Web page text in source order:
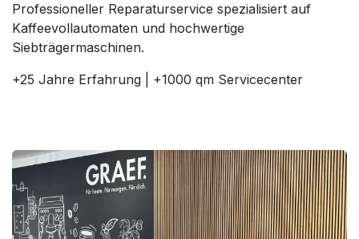
Professioneller Reparaturservice spezialisiert auf
Kaffeevollautomaten und hochwertige
Siebträgermaschinen.
+25 Jahre Erfahrung | +1000 qm Servicecenter